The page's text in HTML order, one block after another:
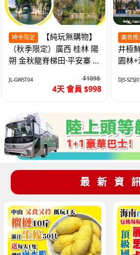
時令限定
（秋季限定）廣西 桂林 陽
朔 金秋龍脊梯田·平安寨 城
4天
JL-GWST04 $1098
4天 會員 $998
美食推
井極
園林
DJS-
最新資